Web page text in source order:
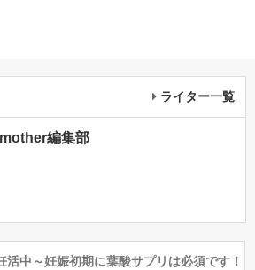
ライター一覧
編集部
活中～妊娠初期に葉酸サプリは必須です！